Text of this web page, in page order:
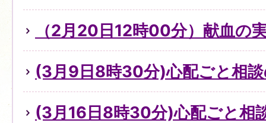
（2月20日12時00分）献血の
(3月9日8時30分)心配ごと相
(3月16日8時30分)心配ごと相